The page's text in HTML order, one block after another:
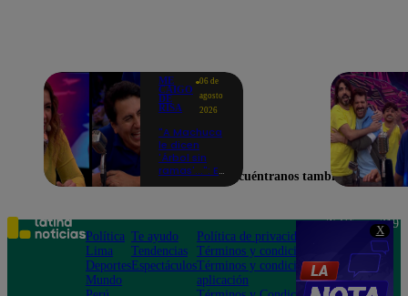
X
ME
CAIGO
DE
RISA
06 de
agosto
2026
"A Machuca
le dicen
'Árbol sin
ramas'...": El
hizo
explotar de
risa a todos
Encuéntranos también en
Política
Lima
Deportes
Mundo
Te ayudo
Tendencias
Espectáculos
Política de privacidad
Términos y condiciones
Términos y condiciones
aplicación
Teléfono: 219
Av. San
Felipe 968
Jesús María